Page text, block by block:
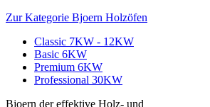
Zur Kategorie Bjoern Holzöfen
Classic 7KW - 12KW
Basic 6KW
Premium 6KW
Professional 30KW
Bjoern der effektive Holz- und